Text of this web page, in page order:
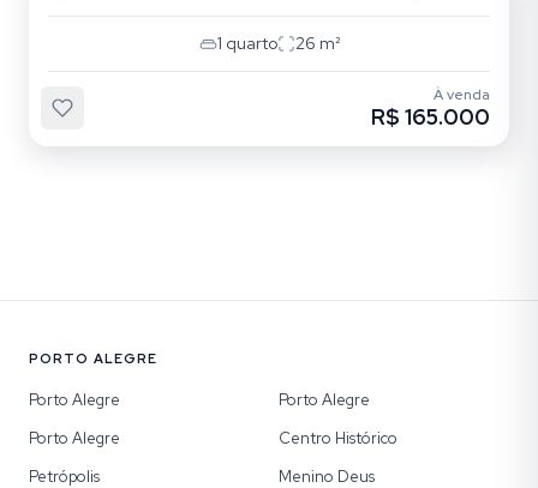
1 quarto 26 m²
À venda
R$ 165.000
PORTO ALEGRE
Porto Alegre
Porto Alegre
Porto Alegre
Centro Histórico
Petrópolis
Menino Deus